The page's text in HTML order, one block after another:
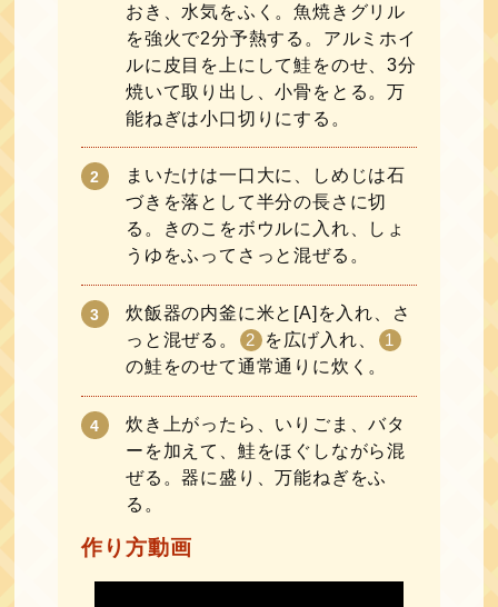
おき、水気をふく。魚焼きグリル
を強火で2分予熱する。アルミホイ
ルに皮目を上にして鮭をのせ、3分
焼いて取り出し、小骨をとる。万
能ねぎは小口切りにする。
まいたけは一口大に、しめじは石
づきを落として半分の長さに切
る。きのこをボウルに入れ、しょ
うゆをふってさっと混ぜる。
炊飯器の内釜に米と[A]を入れ、さ
っと混ぜる。
2 を広げ入れ、
1
の鮭をのせて通常通りに炊く。
炊き上がったら、いりごま、バタ
ーを加えて、鮭をほぐしながら混
ぜる。器に盛り、万能ねぎをふ
る。
作り方動画